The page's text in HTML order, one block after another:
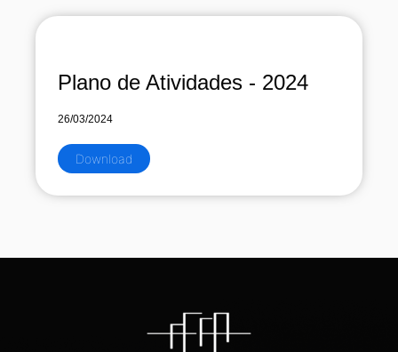
Plano de Atividades - 2024
26/03/2024
Download